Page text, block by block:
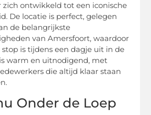
zich ontwikkeld tot een iconische
De locatie is perfect, gelegen
de belangrijkste
van Amersfoort, waardoor
is tijdens een dagje uit in de
warm en uitnodigend, met
die altijd klaar staan
Onder de Loep